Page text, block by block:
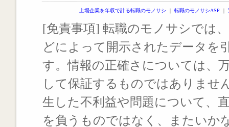
上場企業を年収で計る転職のモノサシ ｜ 転職のモノサシASP ｜
[免責事項] 転職のモノサシでは
どによって開示されたデータを
す。情報の正確さについては、
して保証するものではありませ
生した不利益や問題について、
を負うものではなく、またいか